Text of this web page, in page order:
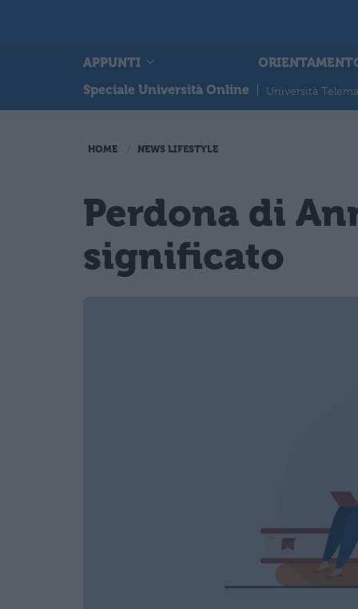
APPUNTI
Speciale Università Online
Università
HOME NEWS LIFESTYLE
Perdona di
significato